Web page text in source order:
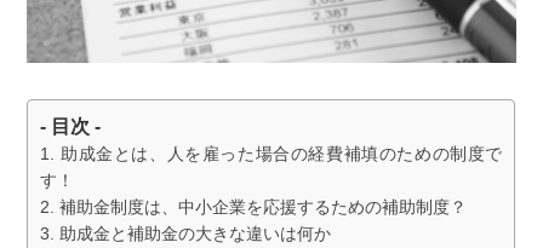
- 目次 -
助成金とは、人を雇った場合の経費補填のための制度で
す！
補助金制度は、中小企業を応援するための補助制度？
助成金と補助金の大きな違いは何か